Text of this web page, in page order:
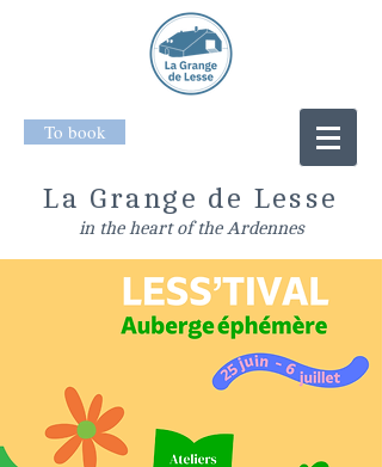
To book
La Grange de Lesse
in the heart of the Ardennes